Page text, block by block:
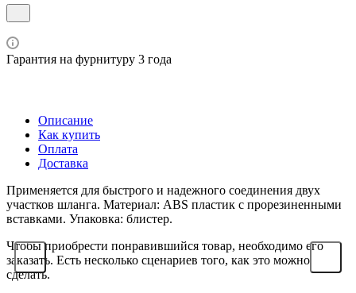
Гарантия на фурнитуру 3 года
Описание
Как купить
Оплата
Доставка
Применяется для быстрого и надежного соединения двух
участков шланга. Материал: ABS пластик с прорезиненными
вставками. Упаковка: блистер.
Чтобы приобрести понравившийся товар, необходимо его
заказать. Есть несколько сценариев того, как это можно
сделать.